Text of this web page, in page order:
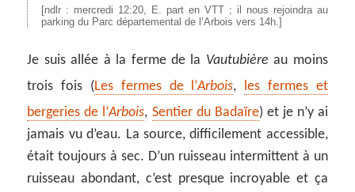
[ndlr : mercredi 12:20, E. part en VTT ; il nous rejoindra au
parking du Parc départemental de l’Arbois vers 14h.]
Je suis allée à la ferme de la Vautubièreau moins
trois fois (Les fermes de l’Arbois, les fermes et
bergeries de l’Arbois, Sentier du Badaïre) et je n’y ai
jamais vu d’eau. La source, difficilement accessible,
était toujours à sec. D’un ruisseau intermittent à un
ruisseau abondant, c’est presque incroyable et ça